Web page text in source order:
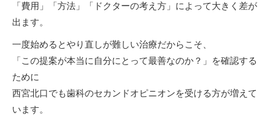
「費用」「方法」「ドクターの考え方」によって大きく差が
出ます。
一度始めるとやり直しが難しい治療だからこそ、
「この提案が本当に自分にとって最善なのか？」を確認する
ために
西宮北口でも歯科のセカンドオピニオンを受ける方が増えて
います。